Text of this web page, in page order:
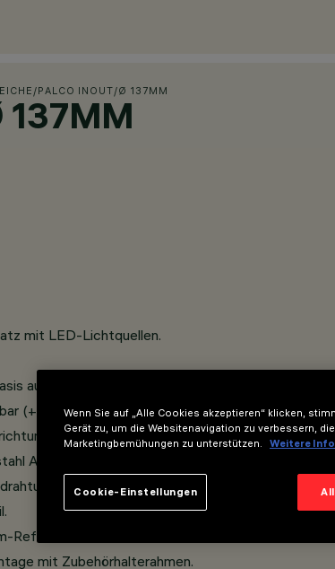
/PALCO INOUT/Ø 137MM
137MM
mit LED-Lichtquellen.
aus Aluminiumdruckguss und transparentem
(+90°/-50°).
A2, inklusive abgehendes Netzkabel. mit
Reflektor.
mit Zubehörhalterahmen.
Wenn Sie auf „Alle Cookies akzeptieren“ klicken,
Gerät zu, um die Websitenavigation zu verbessern,
Marketingbemühungen zu unterstützen.
Weitere
Cookie-Einstellungen